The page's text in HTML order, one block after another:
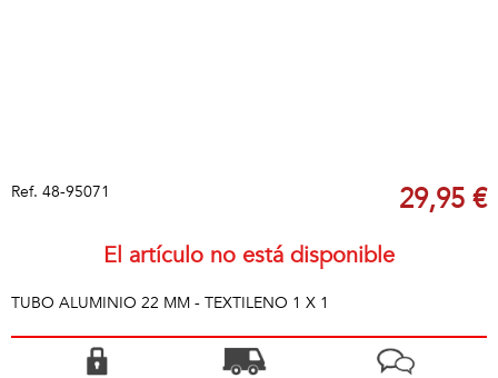
Ref. 48-95071 29,95 €
El artículo no está disponible
TUBO ALUMINIO 22 MM - TEXTILENO 1 X 1